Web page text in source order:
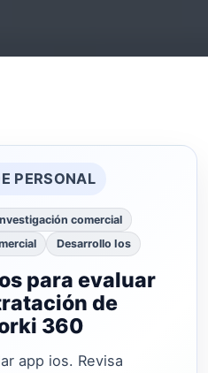
PERSONAL
comercial
Desarrollo Ios
para evaluar
de
360
app ios. Revisa